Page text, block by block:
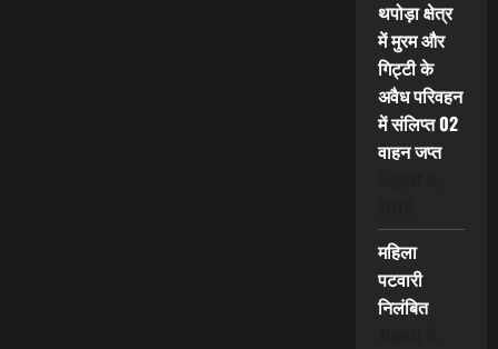
थपोड़ा क्षेत्र
में मुरम और
गिट्टी के
अवैध परिवहन
में संलिप्त 02
वाहन जप्त
महिला
पटवारी
निलंबित